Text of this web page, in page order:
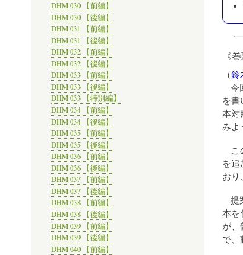
《
（鈴
今
を
本対
みよ
こ
を
おり
提
本
が
で、
DHM 030 【前編】
DHM 030 【後編】
DHM 031 【前編】
DHM 031 【後編】
DHM 032 【前編】
DHM 032 【後編】
DHM 033 【前編】
DHM 033 【後編】
DHM 033 【特別編】
DHM 034 【前編】
DHM 034 【後編】
DHM 035 【前編】
DHM 035 【後編】
DHM 036 【前編】
DHM 036 【後編】
DHM 037 【前編】
DHM 037 【後編】
DHM 038 【前編】
DHM 038 【後編】
DHM 039 【前編】
DHM 039 【後編】
DHM 040 【前編】